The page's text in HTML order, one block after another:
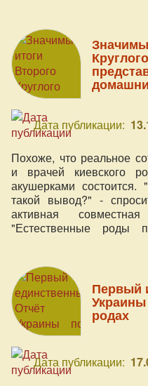
подробно во всём
Дата публикации:
Похоже, что реальное
и врачей киевского
акушерками состоится.
такой вывод?" -
активная
"Естественные роды
как модератор
малых рабочих групп.
Первый
родах
Дата публикации: